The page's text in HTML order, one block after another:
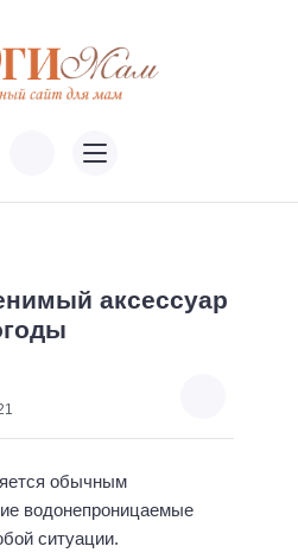
аксессуар
обычным
водонепроницаемые
ситуации.